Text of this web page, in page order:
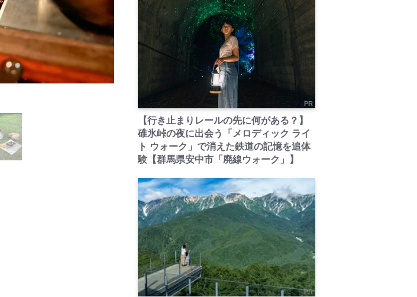
PR
【行き止まりレールの先に何がある？】
碓氷峠の夜に出会う「メロディック ライ
ト ウォーク」で消えた鉄道の記憶を追体
験【群馬県安中市「廃線ウォーク」】
PR